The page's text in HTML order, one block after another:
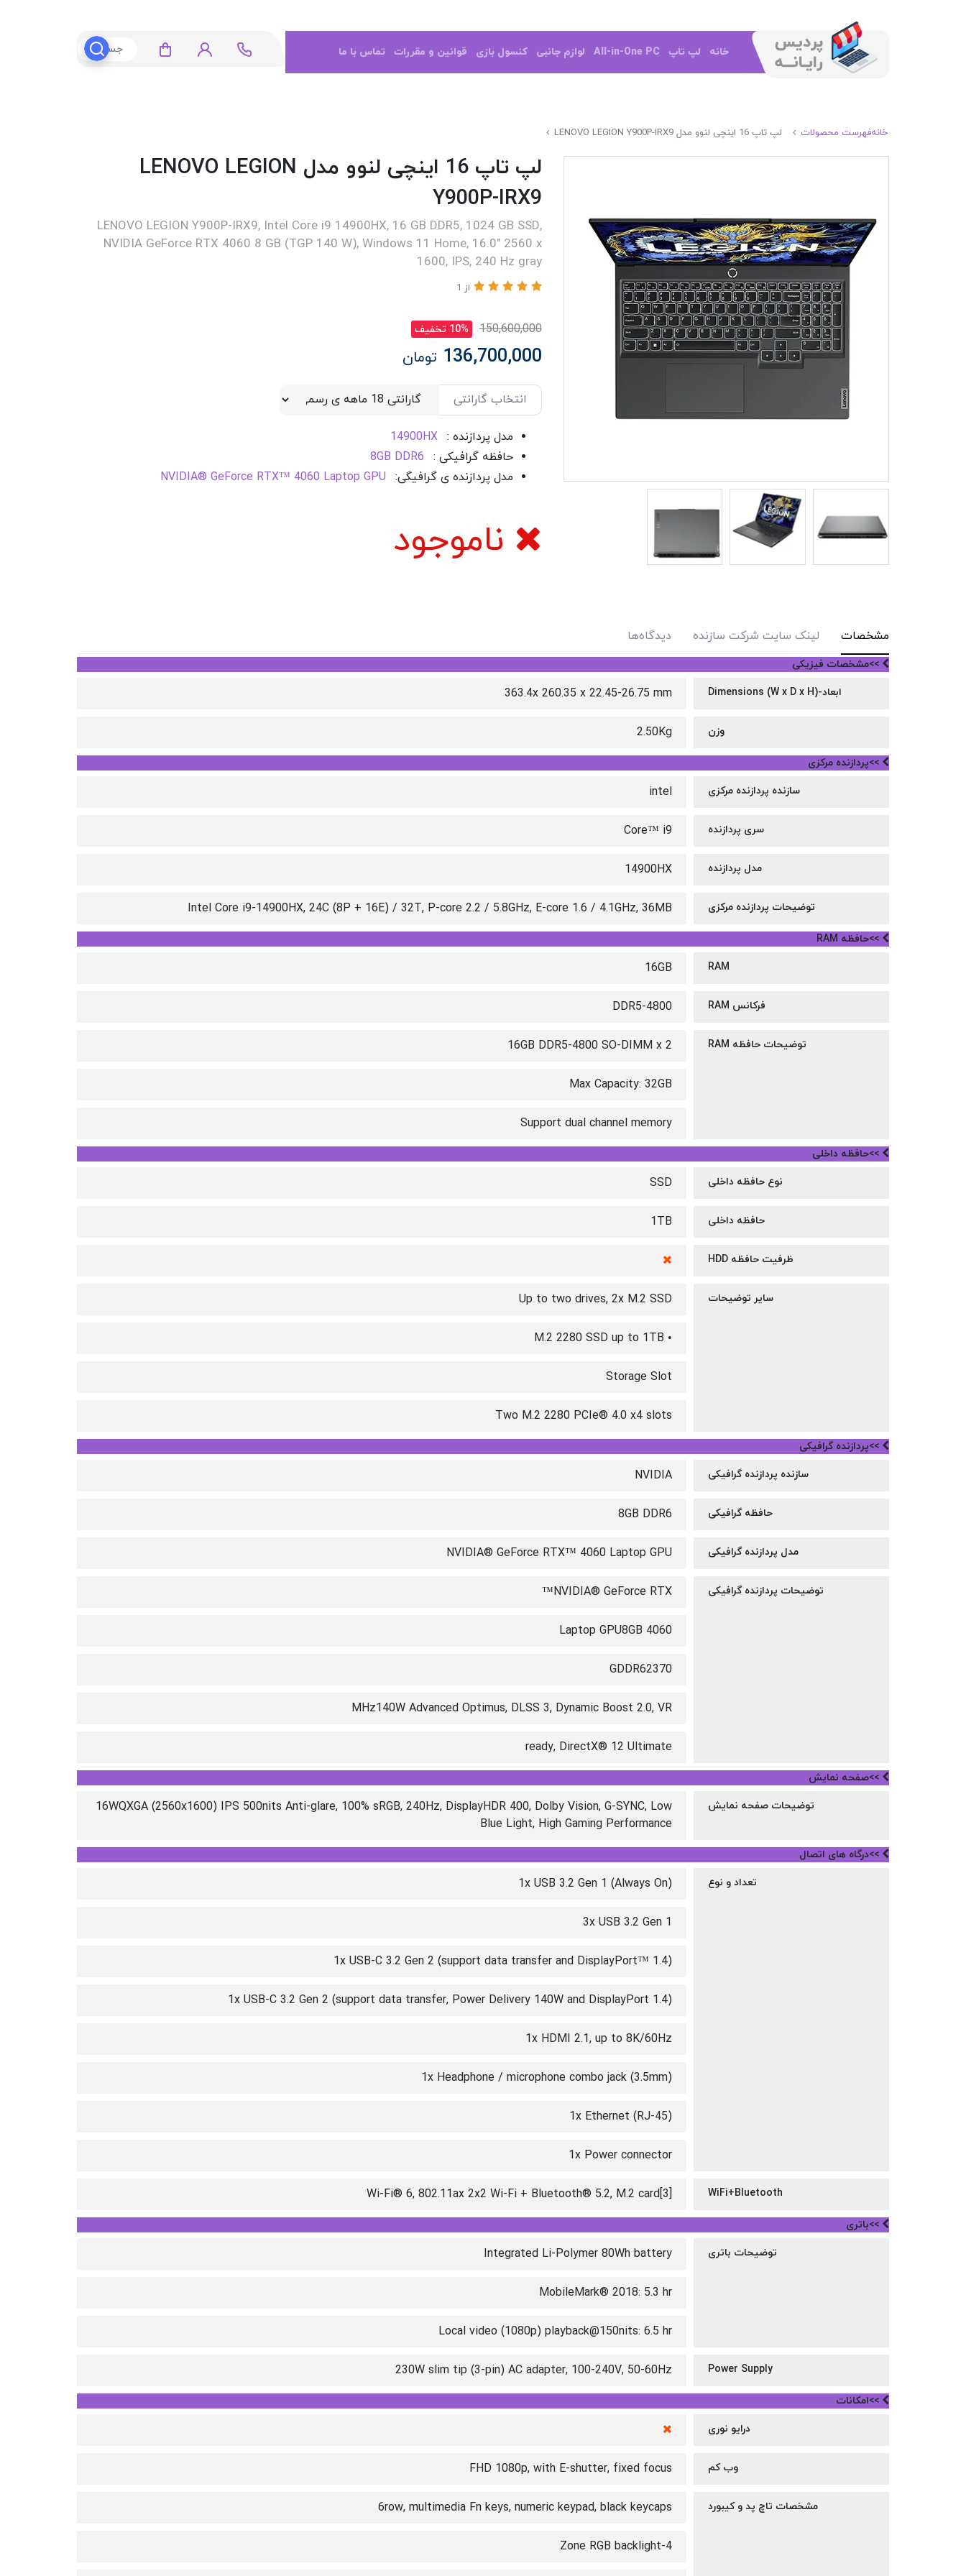
خانه لپ تاپ All-in-One PC لوازم جانبی کنسول بازی قوانین و مقررات تماس با ما
خانهفهرست محصولات لپ تاپ 16 اینچی لنوو مدل LENOVO LEGION Y900P-IRX9
لپ تاپ 16 اینچی لنوو مدل LENOVO LEGION
Y900P-IRX9
LENOVO LEGION Y900P-IRX9, Intel Core i9 14900HX, 16 GB DDR5, 1024 GB SSD,
NVIDIA GeForce RTX 4060 8 GB (TGP 140 W), Windows 11 Home, 16.0" 2560 x
1600, IPS, 240 Hz gray
از 1
150,600,000 10% تخفیف
136,700,000 تومان
انتخاب گارانتی
مدل پردازنده :
14900HX
حافظه گرافیکی :
8GB DDR6
مدل پردازنده ی گرافیگی:
NVIDIA® GeForce RTX™ 4060 Laptop GPU
ناموجود
مشخصات لینک سایت شرکت سازنده دیدگاه‌ها
>>مشخصات فیزیکی
ابعاد-Dimensions (W x D x H) 363.4x 260.35 x 22.45-26.75 mm
وزن 2.50Kg
>>پردازنده مرکزی
سازنده پردازنده مرکزی intel
سری پردازنده Core™ i9
مدل پردازنده 14900HX
توضیحات پردازنده مرکزی Intel Core i9-14900HX, 24C (8P + 16E) / 32T, P-core 2.2 / 5.8GHz, E-core 1.6 / 4.1GHz, 36MB
>>حافظه RAM
RAM
16GB
فرکانس RAM DDR5-4800
توضیحات حافظه RAM 16GB DDR5-4800 SO-DIMM x 2
Max Capacity: 32GB
Support dual channel memory
>>حافظه داخلی
نوع حافظه داخلی SSD
حافظه داخلی 1TB
ظرفیت حافظه HDD
سایر توضیحات Up to two drives, 2x M.2 SSD
• M.2 2280 SSD up to 1TB
Storage Slot
Two M.2 2280 PCIe® 4.0 x4 slots
>>پردازنده گرافیکی
سازنده پردازنده گرافیکی NVIDIA
حافظه گرافیکی 8GB DDR6
مدل پردازنده گرافیکی NVIDIA® GeForce RTX™ 4060 Laptop GPU
توضیحات پردازنده گرافیکی NVIDIA® GeForce RTX™
4060 Laptop GPU8GB
GDDR62370
MHz140W Advanced Optimus, DLSS 3, Dynamic Boost 2.0, VR
ready, DirectX® 12 Ultimate
>>صفحه نمایش
توضیحات صفحه نمایش
16WQXGA (2560x1600) IPS 500nits Anti-glare, 100% sRGB, 240Hz, DisplayHDR 400, Dolby Vision, G-SYNC, Low
Blue Light, High Gaming Performance
>>درگاه های اتصال
تعداد و نوع 1x USB 3.2 Gen 1 (Always On)
3x USB 3.2 Gen 1
1x USB-C 3.2 Gen 2 (support data transfer and DisplayPort™ 1.4)
1x USB-C 3.2 Gen 2 (support data transfer, Power Delivery 140W and DisplayPort 1.4)
1x HDMI 2.1, up to 8K/60Hz
1x Headphone / microphone combo jack (3.5mm)
1x Ethernet (RJ-45)
1x Power connector
WiFi+Bluetooth
Wi-Fi® 6, 802.11ax 2x2 Wi-Fi + Bluetooth® 5.2, M.2 card[3]
>>باتری
توضیحات باتری Integrated Li-Polymer 80Wh battery
MobileMark® 2018: 5.3 hr
Local video (1080p) playback@150nits: 6.5 hr
Power Supply
230W slim tip (3-pin) AC adapter, 100-240V, 50-60Hz
>>امکانات
درایو نوری
وب کم FHD 1080p, with E-shutter, fixed focus
مشخصات تاچ پد و کیبورد 6row, multimedia Fn keys, numeric keypad, black keycaps
4-Zone RGB backlight